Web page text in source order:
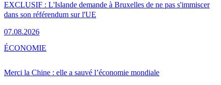
EXCLUSIF : L'Islande demande à Bruxelles de ne pas s'immiscer
dans son référendum sur l'UE
07.08.2026
Merci la Chine : elle a sauvé l’économie mondiale
ÉCONOMIE